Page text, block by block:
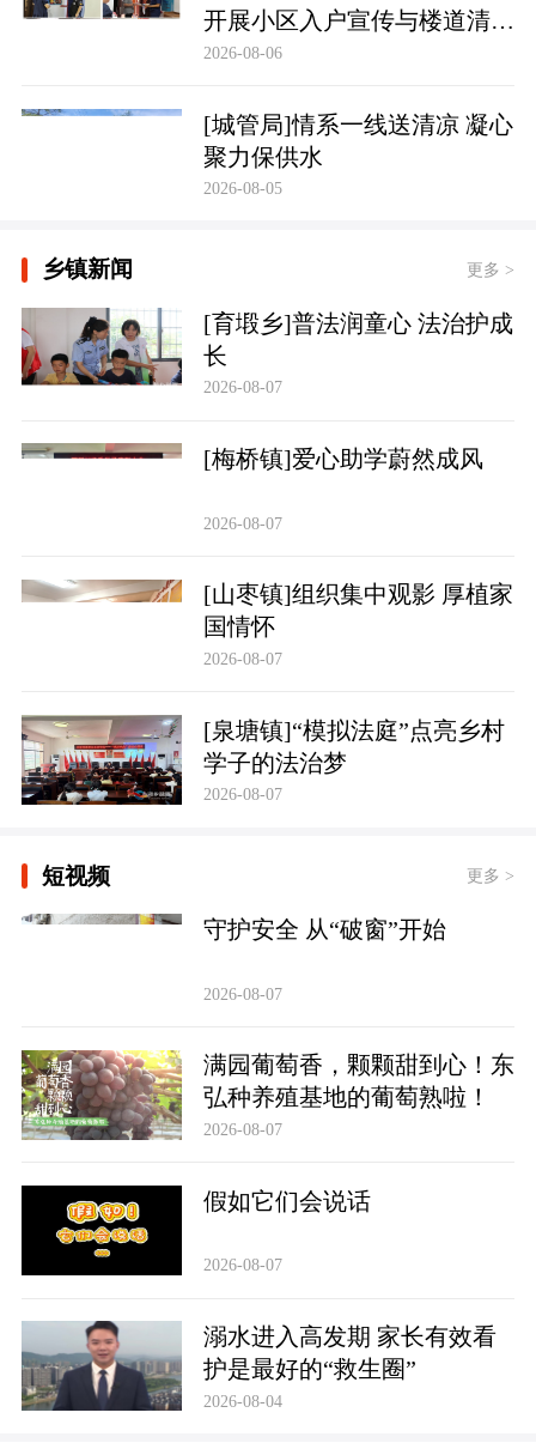
开展小区入户宣传与楼道清理
行动
2026-08-06
[城管局]情系一线送清凉 凝心
聚力保供水
2026-08-05
乡镇新闻 更多 >
[育塅乡]普法润童心 法治护成
长
2026-08-07
[梅桥镇]爱心助学蔚然成风
2026-08-07
[山枣镇]组织集中观影 厚植家
国情怀
2026-08-07
[泉塘镇]“模拟法庭”点亮乡村
学子的法治梦
2026-08-07
短视频 更多 >
守护安全 从“破窗”开始
2026-08-07
满园葡萄香，颗颗甜到心！东
弘种养殖基地的葡萄熟啦！
2026-08-07
假如它们会说话
2026-08-07
溺水进入高发期 家长有效看
护是最好的“救生圈”
2026-08-04